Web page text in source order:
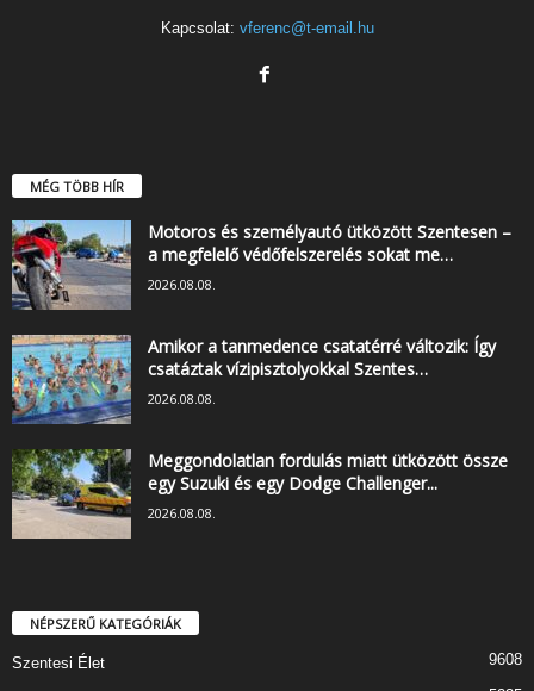
Kapcsolat: vferenc@t-email.hu
MÉG TÖBB HÍR
Motoros és személyautó ütközött Szentesen –
a megfelelő védőfelszerelés sokat me…
2026.08.08.
Amikor a tanmedence csatatérré változik: Így
csatáztak vízipisztolyokkal Szentes…
2026.08.08.
Meggondolatlan fordulás miatt ütközött össze
egy Suzuki és egy Dodge Challenger...
2026.08.08.
NÉPSZERŰ KATEGÓRIÁK
Szentesi Élet 9608